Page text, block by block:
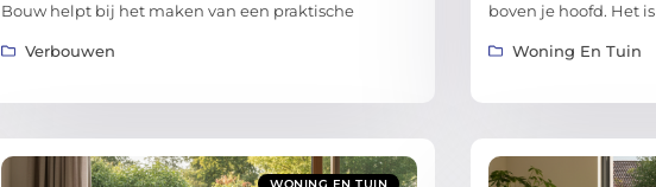
Bouw helpt bij het maken van een praktische
Verbouwen
boven je hoofd. Het is
Woning En Tuin
WONING EN TUIN